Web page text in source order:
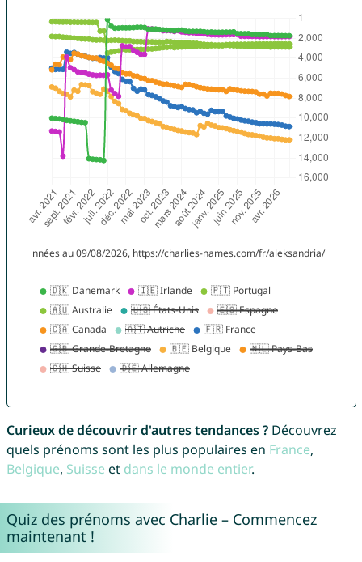
Curieux de découvrir d'autres tendances ?Découvrez
quels prénoms sont les plus populaires en France,
Belgique, Suisse et dans le monde entier.
Quiz des prénoms avec Charlie – Commencez
maintenant !